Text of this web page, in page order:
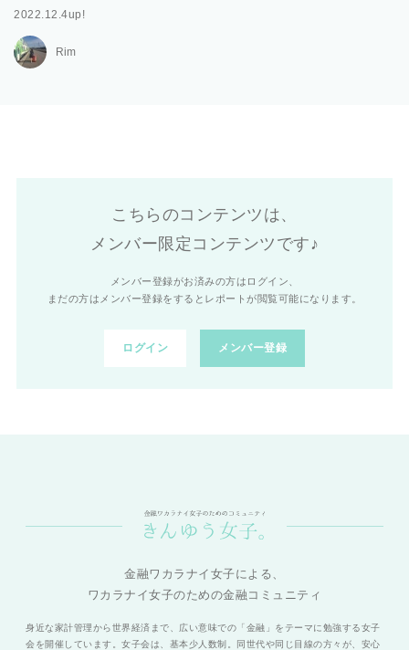
2022.12.4up!
Rim
こちらのコンテンツは、
メンバー限定コンテンツです♪
メンバー登録がお済みの方はログイン、
まだの方はメンバー登録をするとレポートが閲覧可能になります。
ログイン メンバー登録
金融ワカラナイ女子による、
ワカラナイ女子のための金融コミュニティ
身近な家計管理から世界経済まで、広い意味での「金融」をテーマに勉強する女子
会を開催しています。女子会は、基本少人数制。同世代や同じ目線の方々が、安心